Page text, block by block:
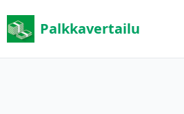
Palkkavertailu